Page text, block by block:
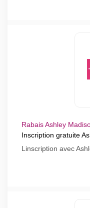
Rabais Ashley
Inscription gratuite
Linscription avec